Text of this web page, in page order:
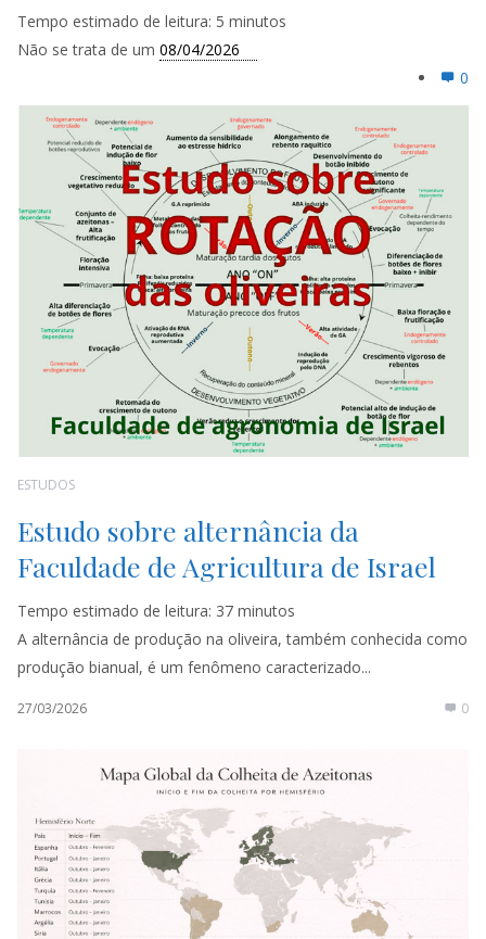
Tempo estimado de leitura: 5 minutos
Não se trata de um 08/04/2026
0
ESTUDOS
Estudo sobre alternância da
Faculdade de Agricultura de Israel
Tempo estimado de leitura: 37 minutos
A alternância de produção na oliveira, também conhecida como
produção bianual, é um fenômeno caracterizado...
27/03/2026 0